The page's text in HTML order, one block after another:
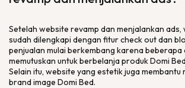
Setelah website revamp dan menjalankan ads,
sudah dilengkapi dengan fitur check out dan
penjualan mulai berkembang karena beberapa
memutuskan untuk berbelanja produk Domi
Selain itu, website yang estetik juga membantu
brand image Domi Bed.